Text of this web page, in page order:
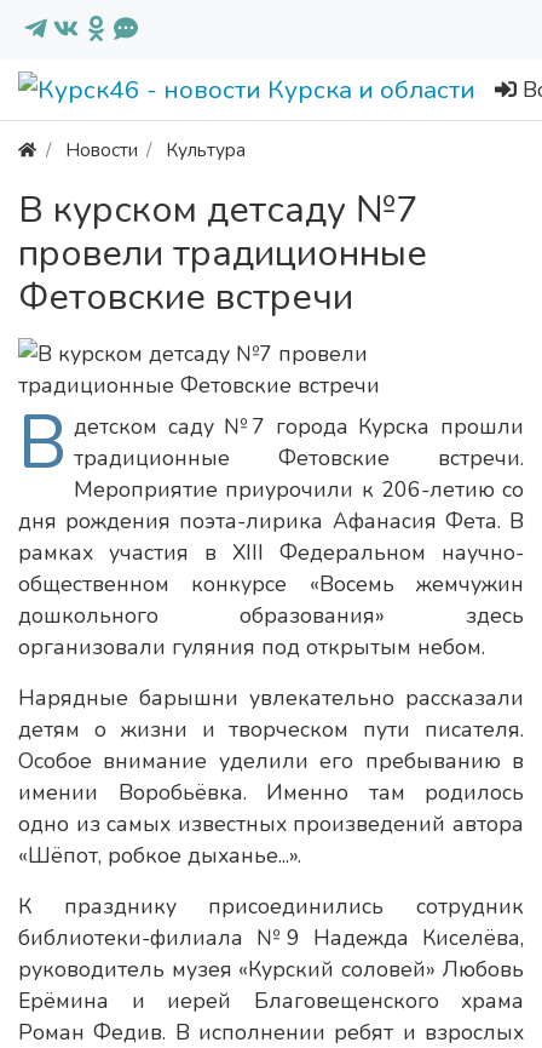
Новости Культура
В курском детсаду №7
провели традиционные
Фетовские встречи
В детском саду №7 города Курска прошли
традиционные Фетовские встречи.
Мероприятие приурочили к 206-летию со
дня рождения поэта-лирика Афанасия Фета. В
рамках участия в XIII Федеральном научно-
общественном конкурсе «Восемь жемчужин
дошкольного образования» здесь
организовали гуляния под открытым небом.
Нарядные барышни увлекательно рассказали
детям о жизни и творческом пути писателя.
Особое внимание уделили его пребыванию в
имении Воробьёвка. Именно там родилось
одно из самых известных произведений автора
«Шёпот, робкое дыханье...».
К празднику присоединились сотрудник
библиотеки-филиала №9 Надежда Киселёва,
руководитель музея «Курский соловей» Любовь
Ерёмина и иерей Благовещенского храма
Роман Федив. В исполнении ребят и взрослых